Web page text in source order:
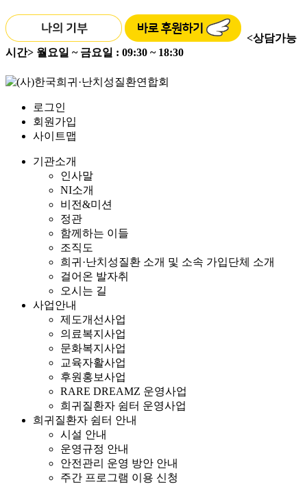
<상담가능
시간> 월요일 ~ 금요일 : 09:30 ~ 18:30
로그인
회원가입
사이트맵
기관소개
인사말
NI소개
비전&미션
정관
함께하는 이들
조직도
희귀·난치성질환 소개 및 소속 가입단체 소개
걸어온 발자취
오시는 길
사업안내
제도개선사업
의료복지사업
문화복지사업
교육자활사업
후원홍보사업
RARE DREAMZ 운영사업
희귀질환자 쉼터 운영사업
희귀질환자 쉼터 안내
시설 안내
운영규정 안내
안전관리 운영 방안 안내
주간 프로그램 이용 신청